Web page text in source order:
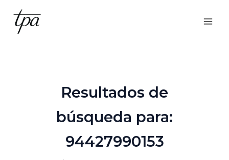
contenido
Resultados de
búsqueda para:
94427990153